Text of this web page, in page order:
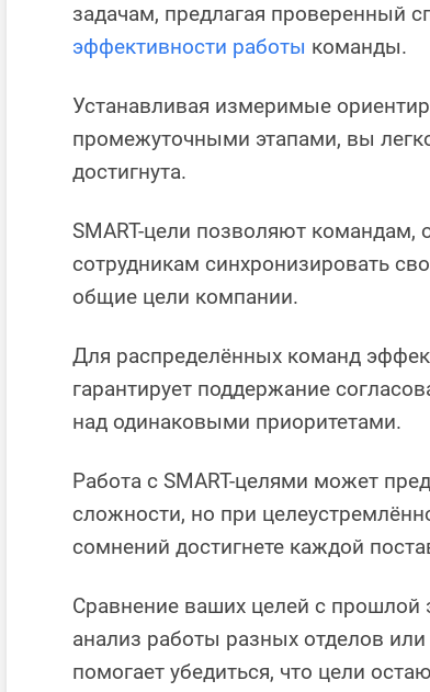
задачам, предлагая проверенный
эффективности работы команды.
Устанавливая измеримые
промежуточными этапами, вы
достигнута.
SMART-цели позволяют командам,
сотрудникам синхронизировать
общие цели компании.
Для распределённых команд
гарантирует поддержание
над одинаковыми приоритетами.
Работа с SMART-целями может
сложности, но при
сомнений достигнете каждой
Сравнение ваших целей с
анализ работы разных отделов
помогает убедиться, что цели